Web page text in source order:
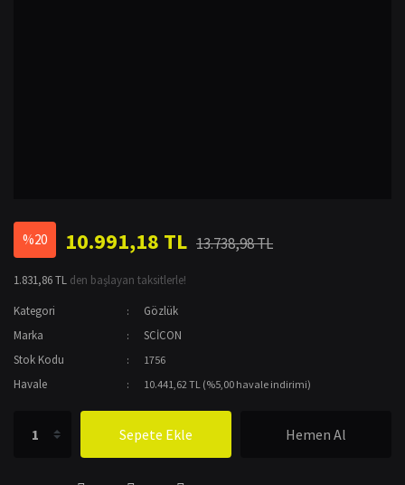
%20 10.991,18 TL 13.738,98 TL
1.831,86 TL den başlayan taksitlerle!
Kategori
Gözlük
Marka
SCİCON
Stok Kodu
1756
Havale 10.441,62 TL (%5,00 havale indirimi)
Sepete Ekle Hemen Al